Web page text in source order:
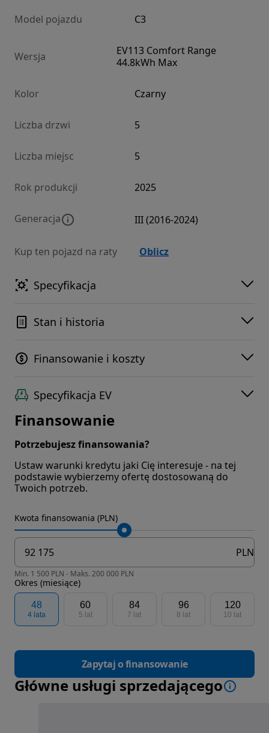
Model pojazdu C3
Wersja
EV113 Comfort Range
44.8kWh Max
Kolor Czarny
Liczba drzwi 5
Liczba miejsc 5
Rok produkcji 2025
Generacja III (2016-2024)
Kup ten pojazd na raty Oblicz
Specyfikacja
Stan i historia
Finansowanie i koszty
Specyfikacja EV
Finansowanie
Potrzebujesz finansowania?
Ustaw warunki kredytu jaki Cię interesuje - na tej
podstawie wybierzemy ofertę dostosowaną do
Twoich potrzeb.
Kwota finansowania (PLN)
PLN
Min. 1 500 PLN - Maks. 200 000 PLN
Okres (miesiące)
48
4 lata
60
5 lat
84
7 lat
96
8 lat
120
10 lat
Zapytaj o finansowanie
Główne usługi sprzedającego